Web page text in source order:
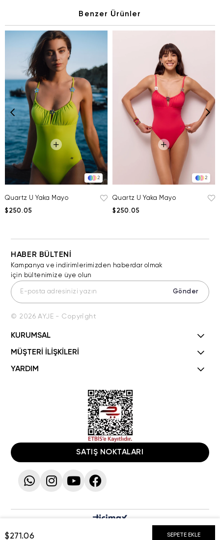
Benzer Ürünler
2
Quartz U Yaka Mayo
$250.05
2
Quartz U Yaka Mayo
$250.05
HABER BÜLTENİ
Kampanya ve indirimlerimizden haberdar olmak
için bültenimize üye olun
Gönder
© 2026 AYJE - Copyright
KURUMSAL
MÜŞTERİ İLİŞKİLERİ
YARDIM
SATIŞ NOKTALARI
$271.06